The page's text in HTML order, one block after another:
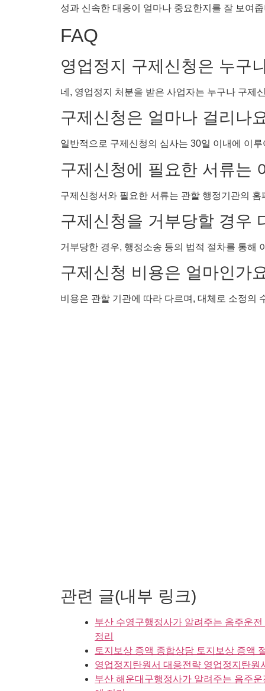
성과 신속한 대응이 얼마나 중요한지를 잘 보여
FAQ
영업정지 구제신청은 누구
네, 영업정지 처분을 받은 사업자는 누구나 구제
구제신청은 얼마나 걸리나
일반적으로 구제신청의 심사는 30일 이내에 이
구제신청에 필요한 서류는
구제신청서와 필요한 서류는 관할 행정기관의
구제신청을 거부당할 경우
거부당한 경우, 행정소송 등의 법적 절차를 통해
구제신청 비용은 얼마인가
비용은 관할 기관에 따라 다르며, 대체로 소정의
관련 글(내부 링크)
부산 수영구행정사가 알려주는 음주운
정리
토지보상 증액 종합상담 토지보상 증액
영업정지탄원서 대응전략 영업정지탄
부산 해운대구행정사가 알려주는 음주